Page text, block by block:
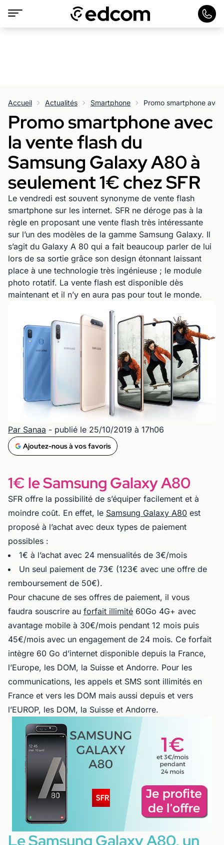
Accueil Actualités Smartphone
Promo smartphone avec
la vente flash du
Samsung Galaxy A80 à
seulement 1€ chez SFR
Le vendredi est souvent synonyme de vente flash
smartphone sur les internet. SFR ne déroge pas à la
règle en proposant une vente flash très intéressante
sur l’un des modèles de la gamme Samsung Galaxy. Il
s’agit du Galaxy A 80 qui a fait beaucoup parler de lui
lors de sa sortie grâce son design étonnant laissant
place à une technologie très ingénieuse ; le module
photo rotatif. La vente flash est disponible dès
maintenant et il n’y en aura pas pour tout le monde.
Par Sanaa - publié le 25/10/2019 à 17h06
Ajoutez-nous à vos favoris
1€ le Samsung Galaxy A80
SFR offre la possibilité de s’équiper facilement et à
moindre coût. En effet, le Samsung Galaxy A80 est
proposé à l’achat avec deux types de paiement
possibles :
1€ à l’achat avec 24 mensualités de 3€/mois
Un seul paiement de 73€ (123€ avec une offre de
remboursement de 50€).
Pour chacune de ses offres de paiement, il vous
faudra souscrire au forfait illimité 60Go 4G+ avec
avantage mobile à 30€/mois pendant 12 mois puis
45€/mois avec un engagement de 24 mois. Ce forfait
intègre 60 Go d’internet disponible depuis la France,
l’Europe, les DOM, la Suisse et Andorre. Pour les
communications, les appels et SMS sont illimités en
France et vers les DOM mais aussi depuis et vers
l’EUROP, les DOM, la Suisse et Andorre.
Le Samsung Galaxy A80, un